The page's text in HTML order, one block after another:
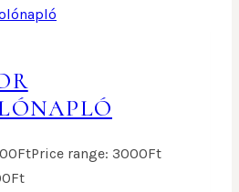
FtPrice range: 3000Ft